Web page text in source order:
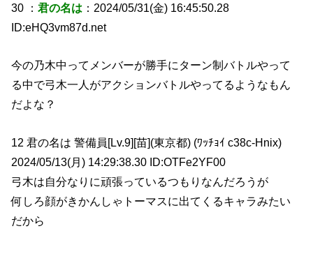
30 ：君の名は ：2024/05/31(金) 16:45:50.28
ID:eHQ3vm87d.net
今の乃木中ってメンバーが勝手にターン制バトルやって
る中で弓木一人がアクションバトルやってるようなもん
だよな？
12 君の名は 警備員[Lv.9][苗](東京都) (ﾜｯﾁｮｲ c38c-Hnix)
2024/05/13(月) 14:29:38.30 ID:OTFe2YF00
弓木は自分なりに頑張っているつもりなんだろうが
何しろ顔がきかんしゃトーマスに出てくるキャラみたい
だから